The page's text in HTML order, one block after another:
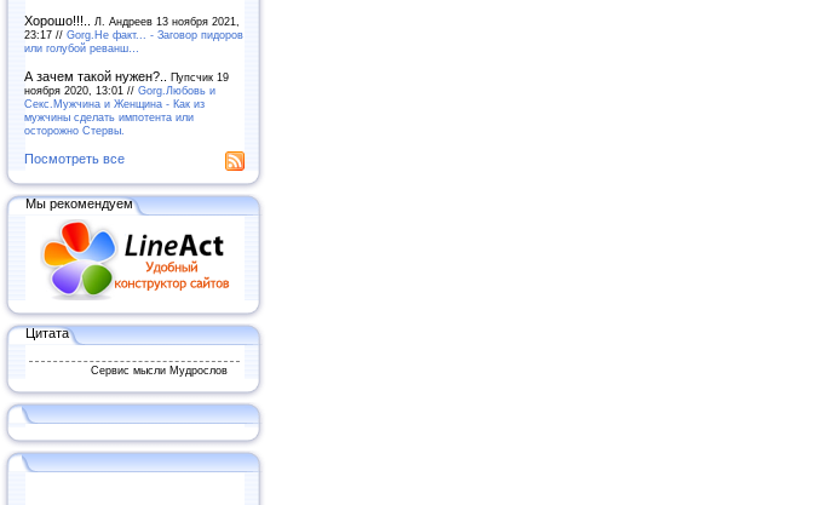
Хорошо!!!..
Л. Андреев 13 ноября 2021,
23:17 // Gorg.Не факт... - Заговор пидоров
или голубой реванш…
А зачем такой нужен?.. Пупсчик 19
ноября 2020, 13:01 // Gorg.Любовь и
Секс.Мужчина и Женщина - Как из
мужчины сделать импотента или
осторожно Стервы.
Посмотреть все
Мы рекомендуем
Цитата
Сервис мысли Мудрослов